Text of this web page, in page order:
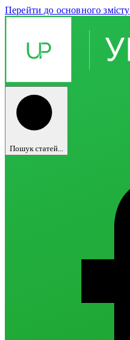
Перейти до основного змісту
Пошук статей...